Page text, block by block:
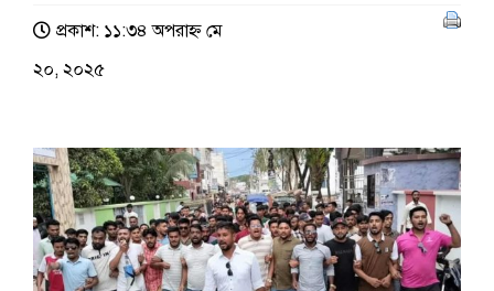
প্রকাশ: ১১:৩৪ অপরাহ্ণ মে
২০, ২০২৫